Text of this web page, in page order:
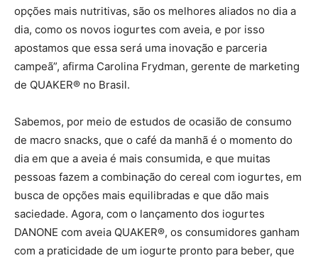
opções mais nutritivas, são os melhores aliados no dia a
dia, como os novos iogurtes com aveia, e por isso
apostamos que essa será uma inovação e parceria
campeã”, afirma Carolina Frydman, gerente de marketing
de QUAKER® no Brasil.
Sabemos, por meio de estudos de ocasião de consumo
de macro snacks, que o café da manhã é o momento do
dia em que a aveia é mais consumida, e que muitas
pessoas fazem a combinação do cereal com iogurtes, em
busca de opções mais equilibradas e que dão mais
saciedade. Agora, com o lançamento dos iogurtes
DANONE com aveia QUAKER®, os consumidores ganham
com a praticidade de um iogurte pronto para beber, que